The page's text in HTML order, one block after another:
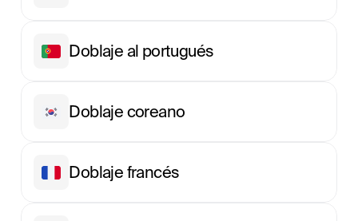
Doblaje al portugués
Doblaje coreano
Doblaje francés